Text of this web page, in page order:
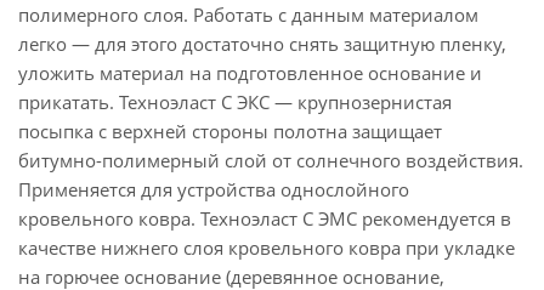
полимерного слоя. Работать с данным материалом
легко — для этого достаточно снять защитную пленку,
уложить материал на подготовленное основание и
прикатать. Техноэласт С ЭКС — крупнозернистая
посыпка с верхней стороны полотна защищает
битумно-полимерный слой от солнечного воздействия.
Применяется для устройства однослойного
кровельного ковра. Техноэласт С ЭМС рекомендуется в
качестве нижнего слоя кровельного ковра при укладке
на горючее основание (деревянное основание,